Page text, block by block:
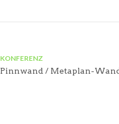
KONFERENZ
Pinnwand / Metaplan-